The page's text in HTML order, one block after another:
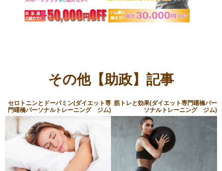
その他【助政】記事
セロトニンとドーパミン(ダイエット専
門曙橋パーソナルトレーニング ジム)
筋トレと効果(ダイエット専門曙橋パー
ソナルトレーニング ジム)